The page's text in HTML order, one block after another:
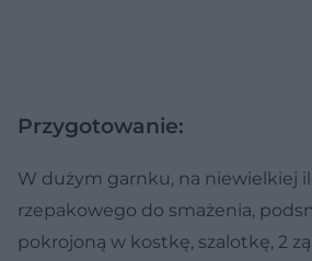
Przygotowanie:
W dużym garnku, na niewielkiej
rzepakowego do smażenia,
pokrojoną w kostkę, szalotkę, 2